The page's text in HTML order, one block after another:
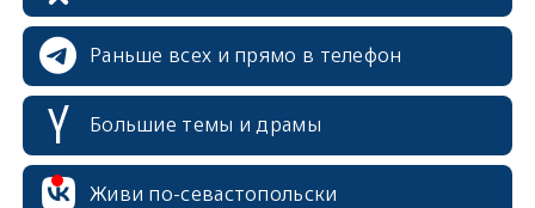
Раньше всех и прямо в телефон
Большие темы и драмы
Живи по-севастопольски